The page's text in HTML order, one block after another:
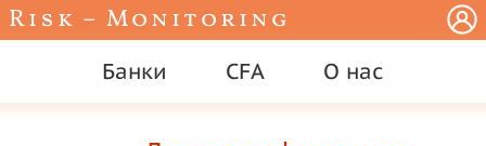
Risk – Monitoring
Банки CFA О нас